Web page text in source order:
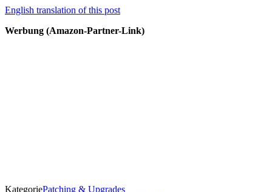
English translation of this post
Werbung (Amazon-Partner-Link)
KategoriePatching & Upgrades